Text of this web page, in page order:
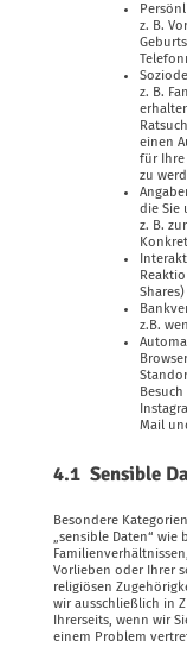
z. B.
z. B.
einen
für
zu
die Sie
z. B.
Shares)
z.B.
Mail
4.1 Sensible
Besondere
„sensible Daten“
Vorlieben oder Ihrer
religiösen
wir ausschließlich in
Ihrerseits, wenn wir
einem Problem